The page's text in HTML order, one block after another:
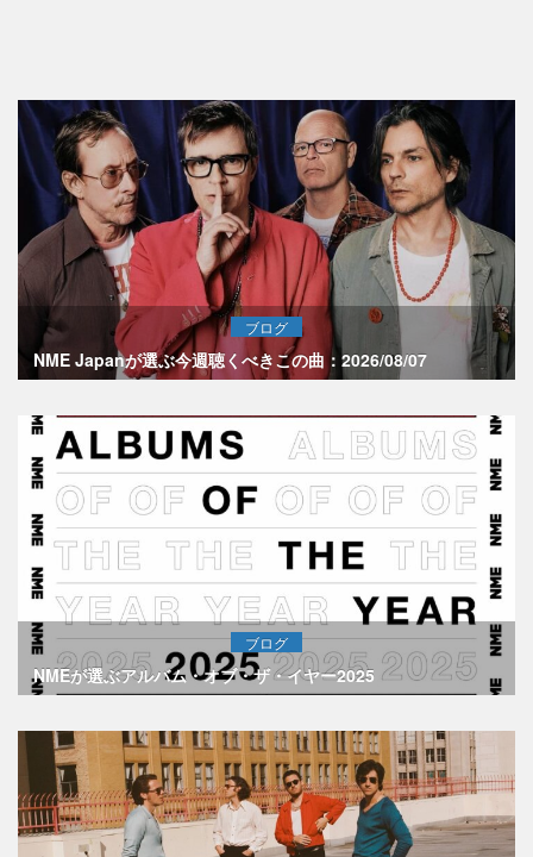
ブログ
NME Japanが選ぶ今週聴くべきこの曲：2026/08/07
ブログ
NMEが選ぶアルバム・オブ・ザ・イヤー2025